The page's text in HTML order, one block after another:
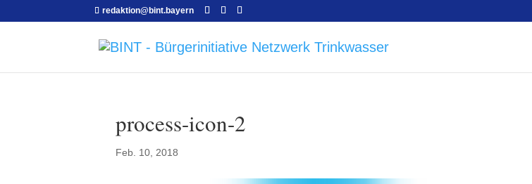
redaktion@bint.bayern
process-icon-2
Feb. 10, 2018